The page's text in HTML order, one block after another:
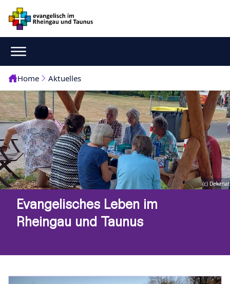
Home Aktuelles
(c) Dekanat
Evangelisches Leben im
Rheingau und Taunus